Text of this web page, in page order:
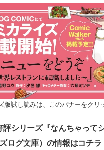
版試し読みは、このバナーをクリ
シリーズ『なんちゃって
ズログ文庫）の情報はコチラ